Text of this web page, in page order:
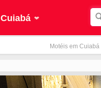
Cuiabá
Motéis em Cuiabá